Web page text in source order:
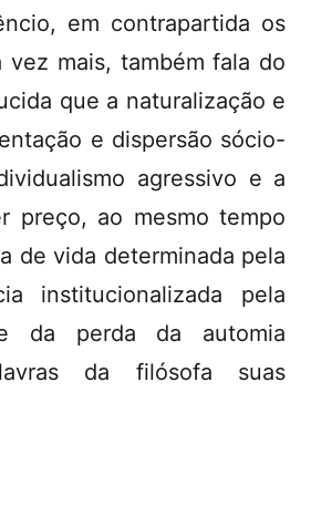
em contrapartida os
mais, também fala do
que a naturalização e
e dispersão sócio-
agressivo e a
preço, ao mesmo tempo
de vida determinada pela
institucionalizada pela
da perda da automia
da filósofa suas